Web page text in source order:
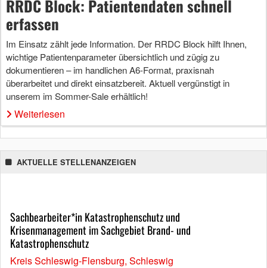
RRDC Block: Patientendaten schnell
erfassen
Im Einsatz zählt jede Information. Der RRDC Block hilft Ihnen,
wichtige Patientenparameter übersichtlich und zügig zu
dokumentieren – im handlichen A6-Format, praxisnah
überarbeitet und direkt einsatzbereit. Aktuell vergünstigt in
unserem im Sommer-Sale erhältlich!
Weiterlesen
AKTUELLE STELLENANZEIGEN
Sachbearbeiter*in Katastrophenschutz und
Krisenmanagement im Sachgebiet Brand- und
Katastrophenschutz
Kreis Schleswig-Flensburg, Schleswig